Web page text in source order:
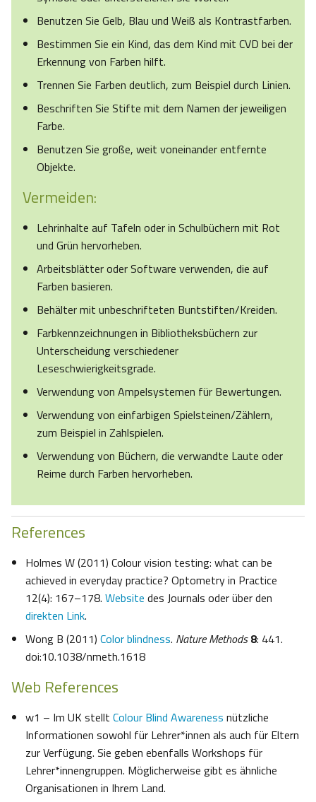
Benutzen Sie Gelb, Blau und Weiß als Kontrastfarben.
Bestimmen Sie ein Kind, das dem Kind mit CVD bei der
Erkennung von Farben hilft.
Trennen Sie Farben deutlich, zum Beispiel durch Linien.
Beschriften Sie Stifte mit dem Namen der jeweiligen
Farbe.
Benutzen Sie große, weit voneinander entfernte
Objekte.
Vermeiden:
Lehrinhalte auf Tafeln oder in Schulbüchern mit Rot
und Grün hervorheben.
Arbeitsblätter oder Software verwenden, die auf
Farben basieren.
Behälter mit unbeschrifteten Buntstiften/Kreiden.
Farbkennzeichnungen in Bibliotheksbüchern zur
Unterscheidung verschiedener
Leseschwierigkeitsgrade.
Verwendung von Ampelsystemen für Bewertungen.
Verwendung von einfarbigen Spielsteinen/Zählern,
zum Beispiel in Zahlspielen.
Verwendung von Büchern, die verwandte Laute oder
Reime durch Farben hervorheben.
References
Holmes W (2011) Colour vision testing: what can be
achieved in everyday practice? Optometry in Practice
12(4): 167–178. Website des Journals oder über den
direkten Link.
Wong B (2011) Color blindness. Nature Methods 8: 441.
doi:10.1038/nmeth.1618
Web References
w1 – Im UK stellt Colour Blind Awareness nützliche
Informationen sowohl für Lehrer*innen als auch für Eltern
zur Verfügung. Sie geben ebenfalls Workshops für
Lehrer*innengruppen. Möglicherweise gibt es ähnliche
Organisationen in Ihrem Land.